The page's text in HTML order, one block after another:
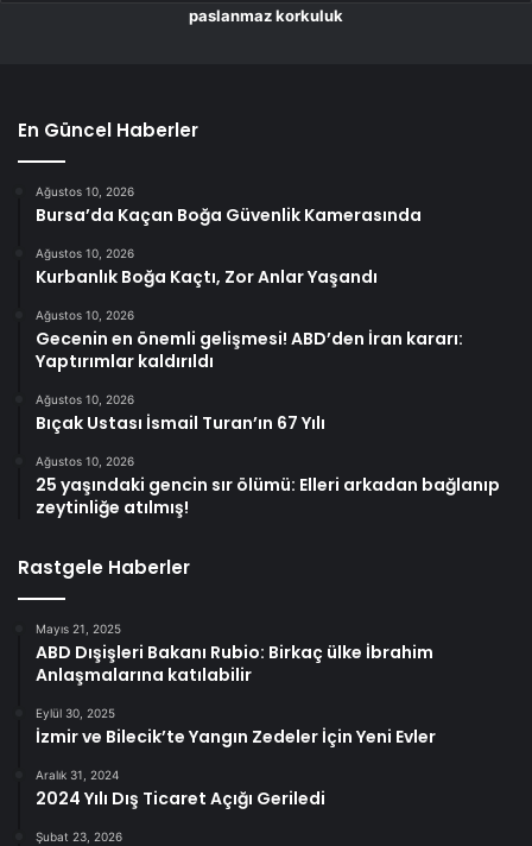
paslanmaz korkuluk
En Güncel Haberler
Ağustos 10, 2026
Bursa’da Kaçan Boğa Güvenlik Kamerasında
Ağustos 10, 2026
Kurbanlık Boğa Kaçtı, Zor Anlar Yaşandı
Ağustos 10, 2026
Gecenin en önemli gelişmesi! ABD’den İran kararı:
Yaptırımlar kaldırıldı
Ağustos 10, 2026
Bıçak Ustası İsmail Turan’ın 67 Yılı
Ağustos 10, 2026
25 yaşındaki gencin sır ölümü: Elleri arkadan bağlanıp
zeytinliğe atılmış!
Rastgele Haberler
Mayıs 21, 2025
ABD Dışişleri Bakanı Rubio: Birkaç ülke İbrahim
Anlaşmalarına katılabilir
Eylül 30, 2025
İzmir ve Bilecik’te Yangın Zedeler İçin Yeni Evler
Aralık 31, 2024
2024 Yılı Dış Ticaret Açığı Geriledi
Şubat 23, 2026